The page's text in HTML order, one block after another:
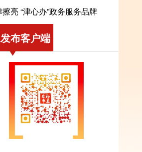
亮 “津心办”政务服务品牌
布客户端